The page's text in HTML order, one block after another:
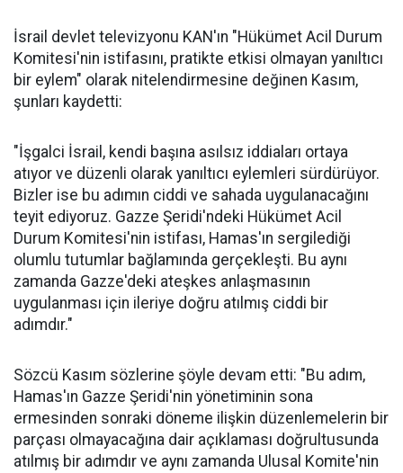
İsrail devlet televizyonu KAN'ın "Hükümet Acil Durum
Komitesi'nin istifasını, pratikte etkisi olmayan yanıltıcı
bir eylem" olarak nitelendirmesine değinen Kasım,
şunları kaydetti:
"İşgalci İsrail, kendi başına asılsız iddiaları ortaya
atıyor ve düzenli olarak yanıltıcı eylemleri sürdürüyor.
Bizler ise bu adımın ciddi ve sahada uygulanacağını
teyit ediyoruz. Gazze Şeridi'ndeki Hükümet Acil
Durum Komitesi'nin istifası, Hamas'ın sergilediği
olumlu tutumlar bağlamında gerçekleşti. Bu aynı
zamanda Gazze'deki ateşkes anlaşmasının
uygulanması için ileriye doğru atılmış ciddi bir
adımdır."
Sözcü Kasım sözlerine şöyle devam etti: "Bu adım,
Hamas'ın Gazze Şeridi'nin yönetiminin sona
ermesinden sonraki döneme ilişkin düzenlemelerin bir
parçası olmayacağına dair açıklaması doğrultusunda
atılmış bir adımdır ve aynı zamanda Ulusal Komite'nin